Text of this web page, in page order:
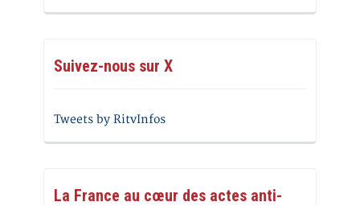
Suivez-nous sur X
Tweets by RitvInfos
La France au cœur des actes anti-